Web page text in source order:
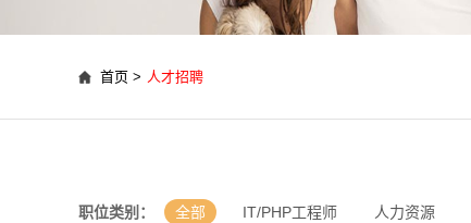
首页 > 人才招聘
职位类别： 全部 IT/PHP工程师 人力资源